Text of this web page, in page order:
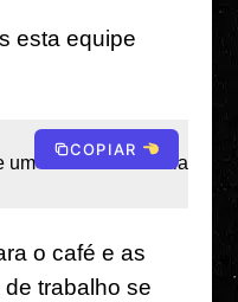
esta equipe
um show de comédia e
COPIAR
o café e as
trabalho se